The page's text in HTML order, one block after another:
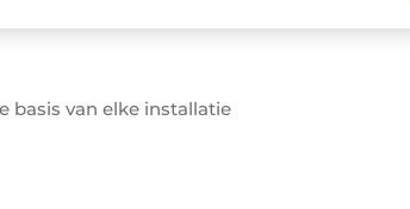
basis van elke installatie